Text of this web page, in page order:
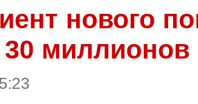
нового
миллионов